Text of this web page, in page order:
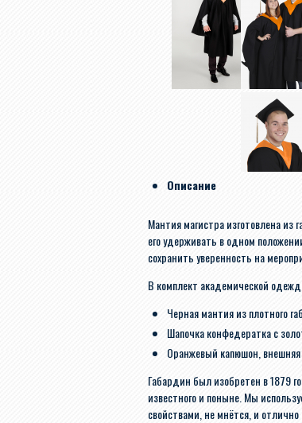
Описание
Мантия магистра изготовлена из
его удерживать в одном
сохранить уверенность на
В комплект академической
Черная мантия из плотного
Шапочка конфедератка с
Оранжевый капюшон, внешняя
Габардин был изобретен в 1879
известного и поныне. Мы
свойствами, не мнётся, и